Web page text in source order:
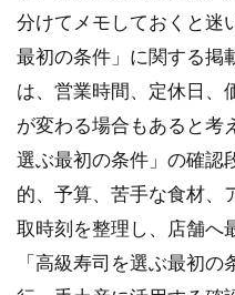
安
2
京
橋
の
高
級
司
で
分けてメモしておくと迷
最初の条件」に関する掲
は、営業時間、定休日、
が変わる場合もあると考
選ぶ最初の条件」の確認
的、予算、苦手な食材、
取時刻を整理し、店舗へ
「高級寿司を選ぶ最初